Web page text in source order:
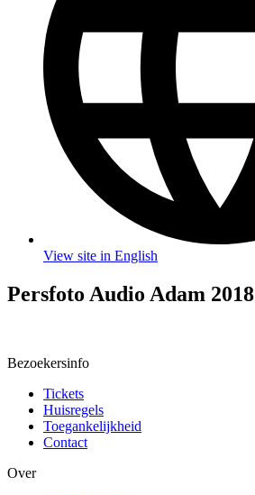
View site in English
Persfoto Audio Adam 2018
Bezoekersinfo
Tickets
Huisregels
Toegankelijkheid
Contact
Over